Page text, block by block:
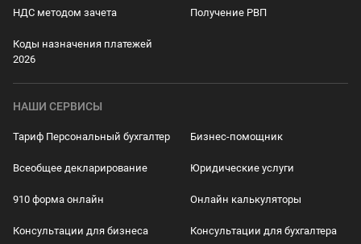
НДС методом зачета Получение РВП
Коды назначения платежей
2026
НАШИ СЕРВИСЫ
Тариф Персональный бухгалтер Бизнес-помощник
Всеобщее декларирование Юридические услуги
910 форма онлайн Онлайн калькуляторы
Консультации для бизнеса Консультации для бухгалтера